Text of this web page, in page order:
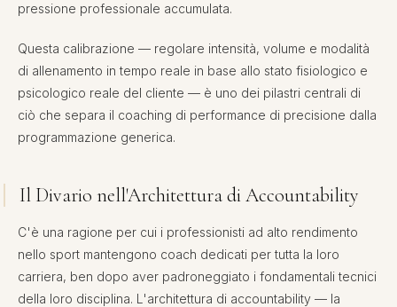
pressione professionale accumulata.
Questa calibrazione — regolare intensità, volume e modalità
di allenamento in tempo reale in base allo stato fisiologico e
psicologico reale del cliente — è uno dei pilastri centrali di
ciò che separa il coaching di performance di precisione dalla
programmazione generica.
Il Divario nell'Architettura di Accountability
C'è una ragione per cui i professionisti ad alto rendimento
nello sport mantengono coach dedicati per tutta la loro
carriera, ben dopo aver padroneggiato i fondamentali tecnici
della loro disciplina. L'architettura di accountability — la